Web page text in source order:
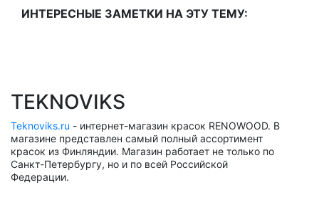
ИНТЕРЕСНЫЕ ЗАМЕТКИ НА ЭТУ ТЕМУ:
TEKNOVIKS
Teknoviks.ru - интернет-магазин красок RENOWOOD. В
магазине представлен самый полный ассортимент
красок из Финляндии. Магазин работает не только по
Санкт-Петербургу, но и по всей Российской
Федерации.